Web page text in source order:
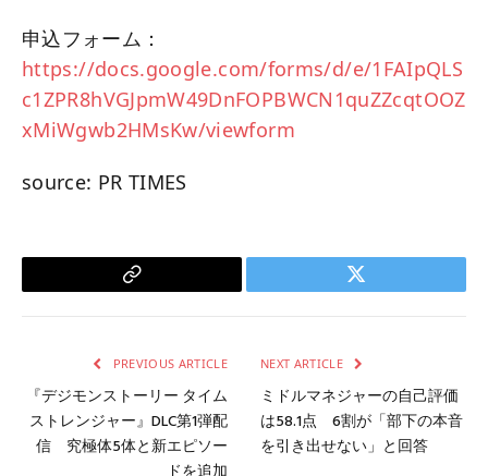
申込フォーム：
https://docs.google.com/forms/d/e/1FAIpQLS
c1ZPR8hVGJpmW49DnFOPBWCN1quZZcqtOOZ
xMiWgwb2HMsKw/viewform
source: PR TIMES
Copy
Twitter
PREVIOUS ARTICLE
『デジモンストーリー タイム
ストレンジャー』DLC第1弾配
信 究極体5体と新エピソー
NEXT ARTICLE
ミドルマネジャーの自己評価
は58.1点 6割が「部下の本音
を引き出せない」と回答